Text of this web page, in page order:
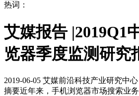
热词：
艾媒报告 |2019Q1
览器季度监测研究
2019-06-05 艾媒前沿科技产业研究中心
摘要近年来，手机浏览器市场搜索业